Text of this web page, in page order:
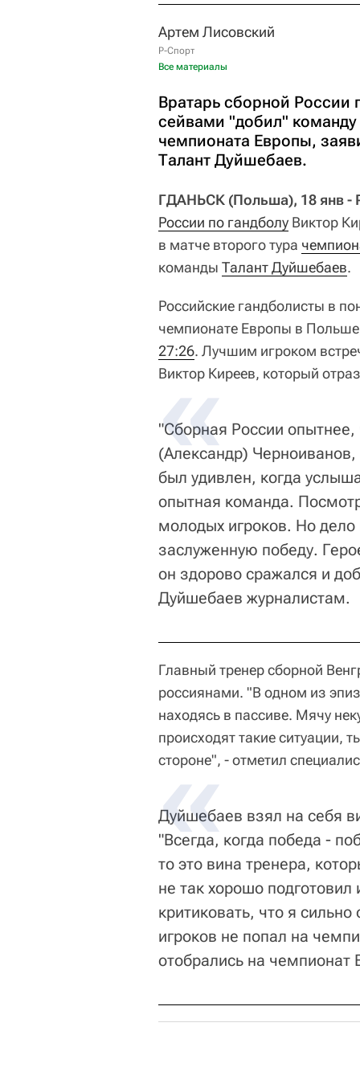
Артем Лисовский
Р-Спорт
Все материалы
Вратарь сборной России
сейвами "добил" команду
чемпионата Европы,
Талант Дуйшебаев.
ГДАНЬСК (Польша), 18 янв -
России по гандболу Виктор
в матче второго тура
команды Талант Дуйшебаев.
Российские гандболисты в
чемпионате Европы в
27:26. Лучшим игроком
Виктор Киреев, который
"Сборная России
(Александр)
был удивлен, когда
опытная команда.
молодых игроков. Но
заслуженную победу.
он здорово сражался и
Дуйшебаев журналистам.
Главный тренер сборной
россиянами. "В одном из
находясь в пассиве. Мячу
происходят такие ситуации,
стороне", - отметил
Дуйшебаев взял на себя
"Всегда, когда победа -
то это вина тренера,
не так хорошо
критиковать, что я
игроков не попал на
отобрались на чемпионат